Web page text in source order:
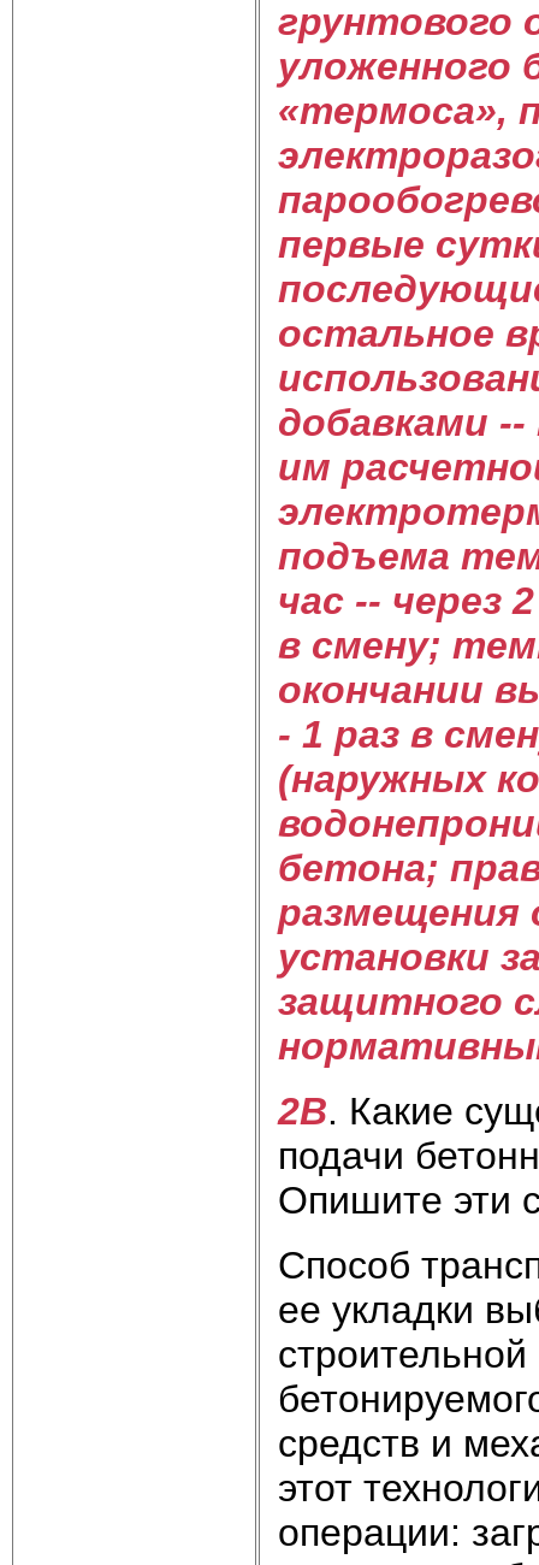
грунтового
уложенного
«термоса»,
первые
остальное
добавками
им
подъема
час -- через
в смену;
окончании
- 1 раз в
(наружных
бетона;
размещения
установки
защитного
2В. Какие
подачи
Опишите эти
Способ
ее укладки
средств и
этот
операции: